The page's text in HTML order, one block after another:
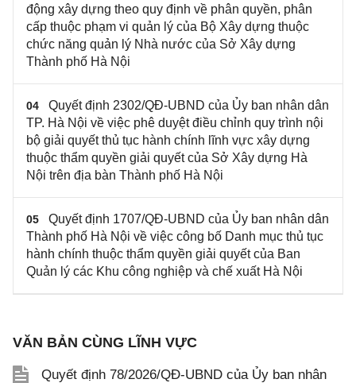
động xây dựng theo quy định về phân quyền, phân
cấp thuộc phạm vi quản lý của Bộ Xây dựng thuộc
chức năng quản lý Nhà nước của Sở Xây dựng
Thành phố Hà Nội
04
Quyết định 2302/QĐ-UBND của Ủy ban nhân dân
TP. Hà Nội về việc phê duyệt điều chỉnh quy trình nội
bộ giải quyết thủ tục hành chính lĩnh vực xây dựng
thuộc thẩm quyền giải quyết của Sở Xây dựng Hà
Nội trên địa bàn Thành phố Hà Nội
05
Quyết định 1707/QĐ-UBND của Ủy ban nhân dân
Thành phố Hà Nội về việc công bố Danh mục thủ tục
hành chính thuộc thẩm quyền giải quyết của Ban
Quản lý các Khu công nghiệp và chế xuất Hà Nội
VĂN BẢN CÙNG LĨNH VỰC
Quyết định 78/2026/QĐ-UBND của Ủy ban nhân